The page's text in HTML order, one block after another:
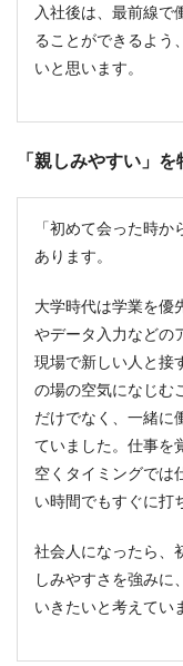
入社後は、最前線で
ることができるよう
いと思います。
「親しみやすい」
「初めて会った時
あります。
大学時代は学業を優
やデータ入力などの
現場で新しい人と接
の場の空気になじむ
だけでなく、一緒に
ていました。仕事を
空くタイミングでは
い時間でもすぐに打
社会人になったら、
しみやすさを強みに
いきたいと考えてい